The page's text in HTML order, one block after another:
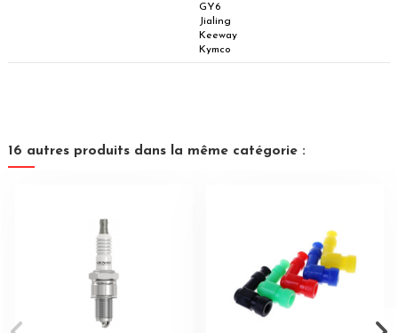
GY6
Jialing
Keeway
Kymco
16 autres produits dans la même catégorie :